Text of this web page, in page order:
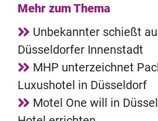
Mehr zum Thema
Unbekannter schießt
Düsseldorfer Innenstadt
MHP unterzeichnet
Luxushotel in Düsseldorf
Motel One will in